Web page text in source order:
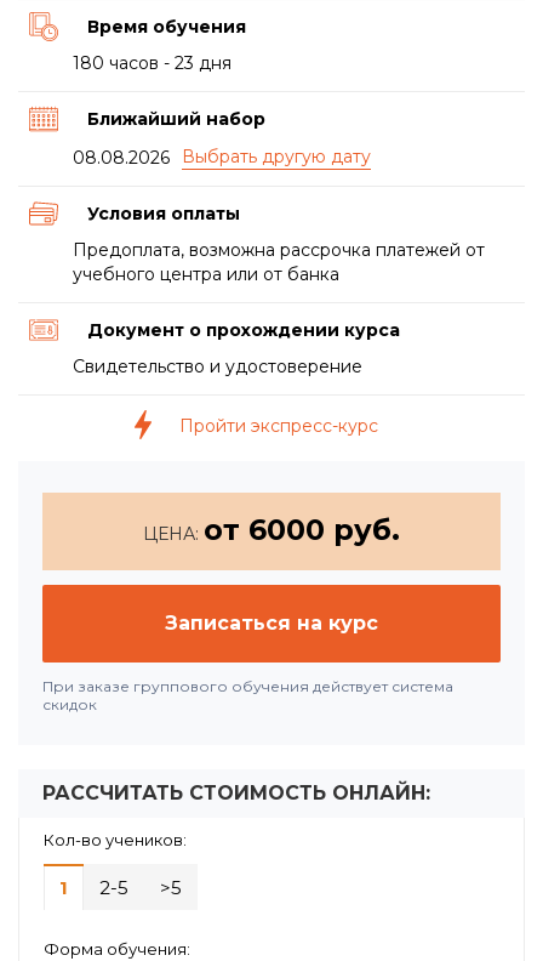
Время обучения
180 часов - 23 дня
Ближайший набор
08.08.2026
Условия оплаты
Предоплата, возможна рассрочка платежей от
учебного центра или от банка
Документ о прохождении курса
Свидетельство и удостоверение
Пройти экспресс-курс
ЦЕНА: от 6000 руб.
Записаться на курс
При заказе группового обучения действует система
скидок
РАССЧИТАТЬ СТОИМОСТЬ ОНЛАЙН:
Кол-во учеников:
1 2-5 >5
Форма обучения: